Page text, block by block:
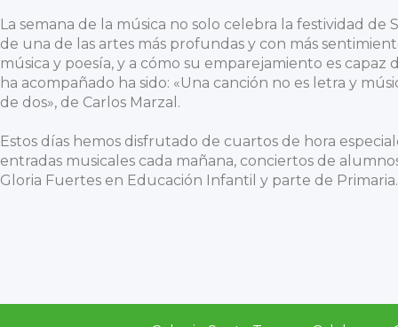
La semana de la música no solo celebra la festividad
de una de las artes más profundas y con más
música y poesía, y a cómo su emparejamiento es
ha acompañado ha sido: «Una canción no es letra y
de dos», de Carlos Marzal.
Estos días hemos disfrutado de cuartos de hora
entradas musicales cada mañana, conciertos de
Gloria Fuertes en Educación Infantil y parte de Primaria.